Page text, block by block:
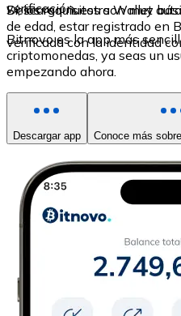
verificación.
Sí, los requisitos son muy
de edad, estar registrado en
verificada con la identidad
Descarga nuestra Wallet
Bitnovo es la app más
criptomonedas, ya seas un
empezando ahora.
Descargar app Conoce más